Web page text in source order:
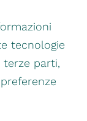
tecnologie
parti,